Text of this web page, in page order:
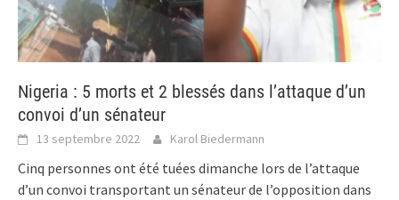
Nigeria : 5 morts et 2 blessés dans l’attaque d’un
convoi d’un sénateur
13 septembre 2022 Karol Biedermann
Cinq personnes ont été tuées dimanche lors de l’attaque
d’un convoi transportant un sénateur de l’opposition dans